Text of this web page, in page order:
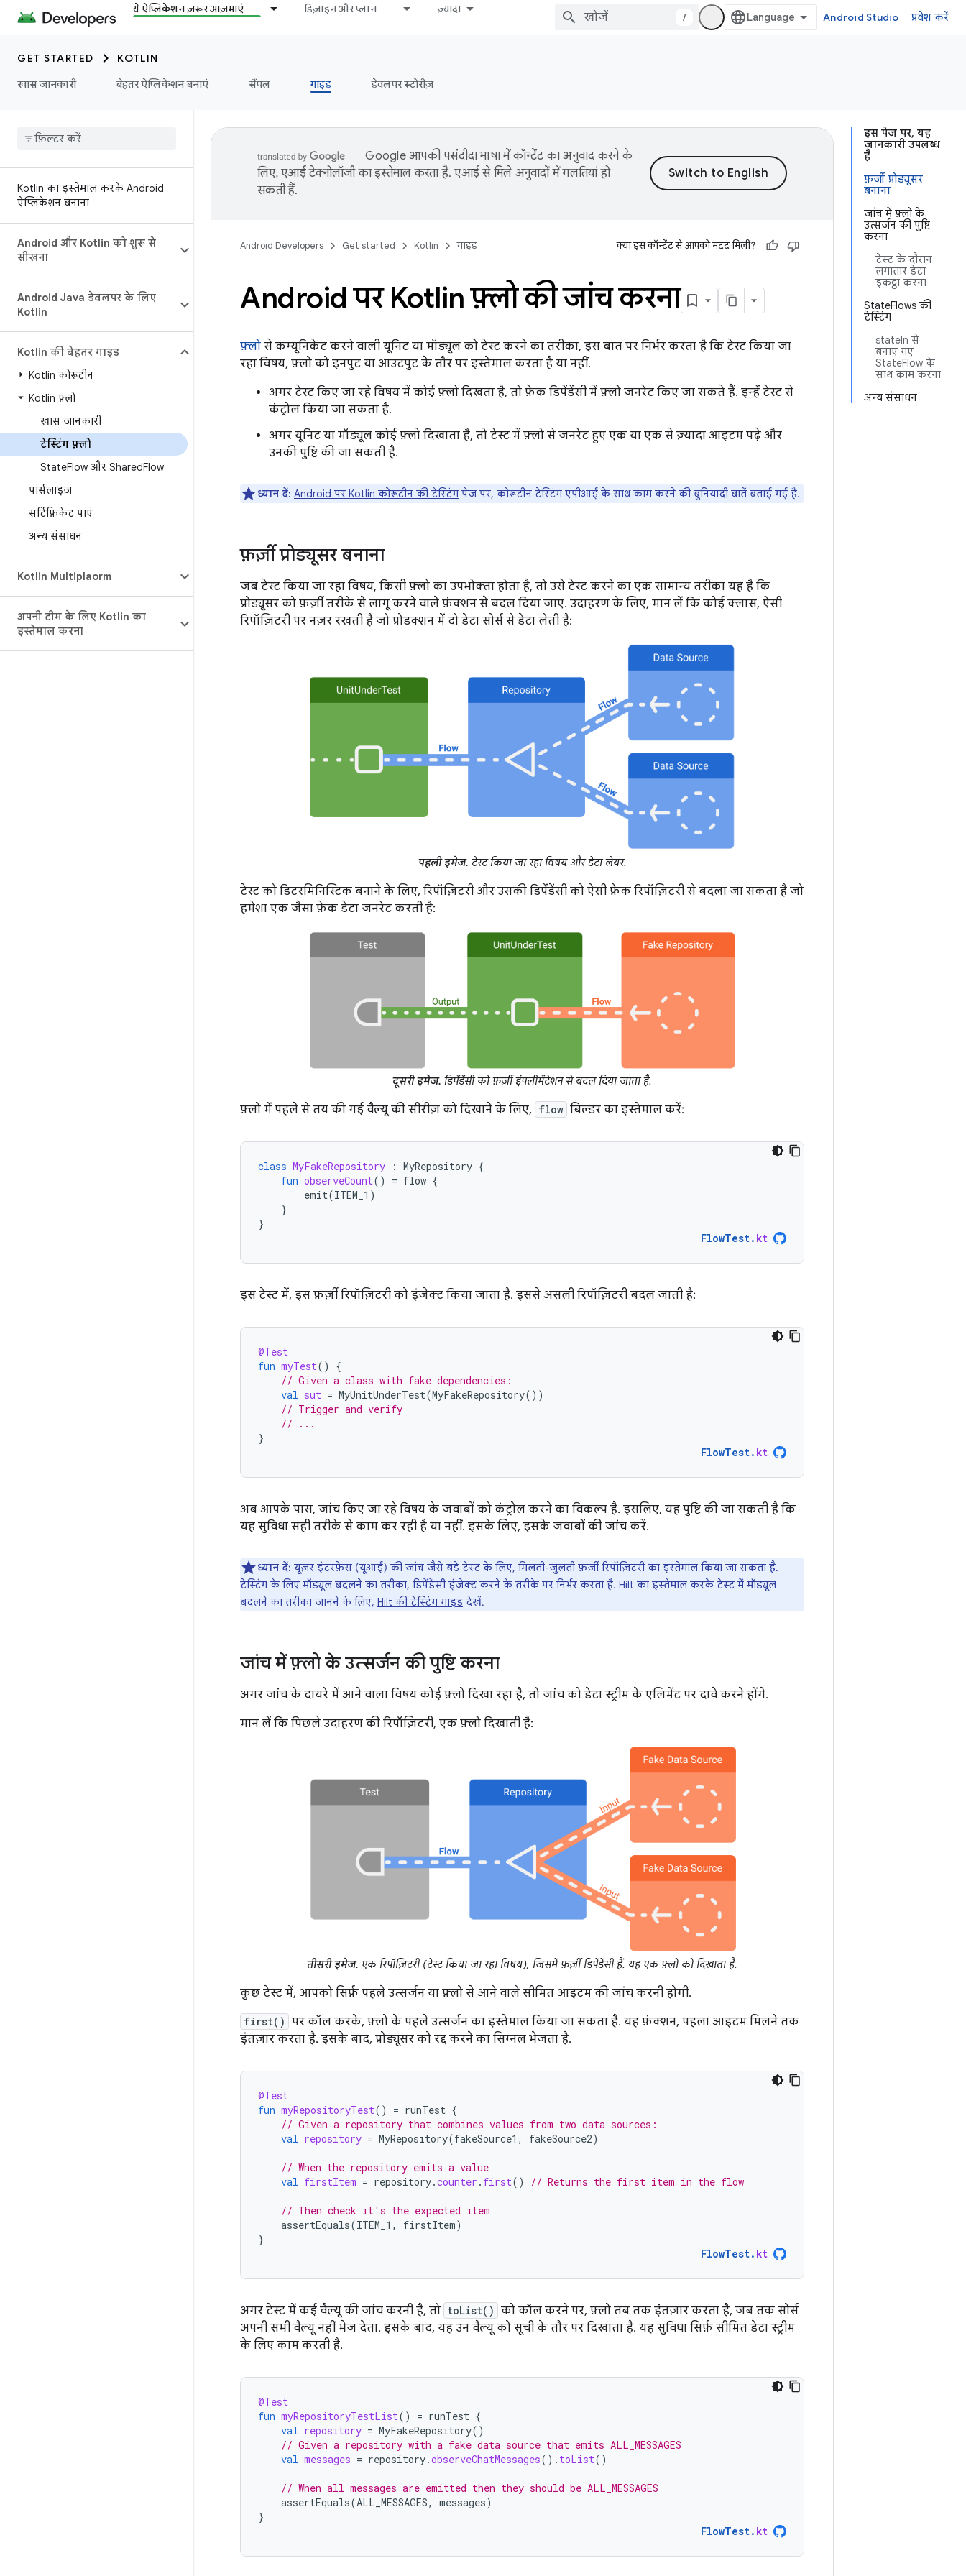
ये ऐप्लिकेशन ज़रूर आज़माएं डिज़ाइन और प्लान ज़्यादा
/ Android Studio प्रवेश करें
GET STARTED
KOTLIN
खास जानकारी
बेहतर ऐप्लिकेशन बनाएं सैंपल गाइड डेवलपर स्टोरीज़
Kotlin का इस्तेमाल करके Android
ऐप्लिकेशन बनाना
Android और Kotlin को शुरू से
सीखना
Android Java डेवलपर के लिए
Kotlin
Kotlin की बेहतर गाइड
Kotlin कोरूटीन
Kotlin फ़्लो
खास जानकारी
टेस्टिंग फ़्लो
StateFlow और SharedFlow
पार्सलाइज़
सर्टिफ़िकेट पाएं
अन्य संसाधन
Kotlin Multiplatform
अपनी टीम के लिए Kotlin का
इस्तेमाल करना
इस पेज पर, यह
जानकारी उपलब्ध
है
फ़र्ज़ी प्रोड्यूसर
बनाना
जांच में फ़्लो के
उत्सर्जन की पुष्टि
करना
टेस्ट के दौरान
लगातार डेटा
इकट्ठा करना
StateFlows की
टेस्टिंग
stateIn से
बनाए गए
StateFlow के
साथ काम करना
अन्य संसाधन
Google आपकी पसंदीदा भाषा में कॉन्टेंट का अनुवाद करने के
लिए, एआई टेक्नोलॉजी का इस्तेमाल करता है. एआई से मिले अनुवादों में गलतियां हो
सकती हैं.
Android Developers Get started Kotlin गाइड क्या इस कॉन्टेंट से आपको मदद मिली?
Android पर Kotlin फ़्लो की जांच करना
फ़्लो से कम्यूनिकेट करने वाली यूनिट या मॉड्यूल को टेस्ट करने का तरीका, इस बात पर निर्भर करता है कि टेस्ट किया जा
रहा विषय, फ़्लो को इनपुट या आउटपुट के तौर पर इस्तेमाल करता है या नहीं.
अगर टेस्ट किए जा रहे विषय में कोई फ़्लो दिखता है, तो फ़ेक डिपेंडेंसी में फ़्लो जनरेट किए जा सकते हैं. इन्हें टेस्ट से
कंट्रोल किया जा सकता है.
अगर यूनिट या मॉड्यूल कोई फ़्लो दिखाता है, तो टेस्ट में फ़्लो से जनरेट हुए एक या एक से ज़्यादा आइटम पढ़े और
उनकी पुष्टि की जा सकती है.
ध्यान दें: Android पर Kotlin कोरूटीन की टेस्टिंग पेज पर, कोरूटीन टेस्टिंग एपीआई के साथ काम करने की बुनियादी बातें बताई गई हैं.
फ़र्ज़ी प्रोड्यूसर बनाना
जब टेस्ट किया जा रहा विषय, किसी फ़्लो का उपभोक्ता होता है, तो उसे टेस्ट करने का एक सामान्य तरीका यह है कि
प्रोड्यूसर को फ़र्ज़ी तरीके से लागू करने वाले फ़ंक्शन से बदल दिया जाए. उदाहरण के लिए, मान लें कि कोई क्लास, ऐसी
रिपॉज़िटरी पर नज़र रखती है जो प्रोडक्शन में दो डेटा सोर्स से डेटा लेती है:
पहली इमेज. टेस्ट किया जा रहा विषय और डेटा लेयर.
टेस्ट को डिटरमिनिस्टिक बनाने के लिए, रिपॉज़िटरी और उसकी डिपेंडेंसी को ऐसी फ़ेक रिपॉज़िटरी से बदला जा सकता है जो
हमेशा एक जैसा फ़ेक डेटा जनरेट करती है:
दूसरी इमेज. डिपेंडेंसी को फ़र्ज़ी इंपलीमेंटेशन से बदल दिया जाता है.
फ़्लो में पहले से तय की गई वैल्यू की सीरीज़ को दिखाने के लिए, flow बिल्डर का इस्तेमाल करें:
class MyFakeRepository : MyRepository {
fun observeCount() = flow {
emit(ITEM_1 )
}
}
FlowTest. kt
इस टेस्ट में, इस फ़र्ज़ी रिपॉज़िटरी को इंजेक्ट किया जाता है. इससे असली रिपॉज़िटरी बदल जाती है:
@Test
fun myTest()
{
// Given a class with fake dependencies:
val sut = MyUnitUnderTest(MyFakeRepository())
// Trigger and verify
// ...
}
FlowTest. kt
अब आपके पास, जांच किए जा रहे विषय के जवाबों को कंट्रोल करने का विकल्प है. इसलिए, यह पुष्टि की जा सकती है कि
यह सुविधा सही तरीके से काम कर रही है या नहीं. इसके लिए, इसके जवाबों की जांच करें.
ध्यान दें: यूज़र इंटरफ़ेस (यूआई) की जांच जैसे बड़े टेस्ट के लिए, मिलती-जुलती फ़र्ज़ी रिपॉज़िटरी का इस्तेमाल किया जा सकता है.
टेस्टिंग के लिए मॉड्यूल बदलने का तरीका, डिपेंडेंसी इंजेक्ट करने के तरीके पर निर्भर करता है. Hilt का इस्तेमाल करके टेस्ट में मॉड्यूल
बदलने का तरीका जानने के लिए, Hilt की टेस्टिंग गाइड देखें.
जांच में फ़्लो के उत्सर्जन की पुष्टि करना
अगर जांच के दायरे में आने वाला विषय कोई फ़्लो दिखा रहा है, तो जांच को डेटा स्ट्रीम के एलिमेंट पर दावे करने होंगे.
मान लें कि पिछले उदाहरण की रिपॉज़िटरी, एक फ़्लो दिखाती है:
तीसरी इमेज. एक रिपॉज़िटरी (टेस्ट किया जा रहा विषय), जिसमें फ़र्ज़ी डिपेंडेंसी हैं. यह एक फ़्लो को दिखाता है.
कुछ टेस्ट में, आपको सिर्फ़ पहले उत्सर्जन या फ़्लो से आने वाले सीमित आइटम की जांच करनी होगी.
first() पर कॉल करके, फ़्लो के पहले उत्सर्जन का इस्तेमाल किया जा सकता है. यह फ़ंक्शन, पहला आइटम मिलने तक
इंतज़ार करता है. इसके बाद, प्रोड्यूसर को रद्द करने का सिग्नल भेजता है.
@Test
fun myRepositoryTest() = runTest {
// Given a repository that combines values from two data sources:
val repository = MyRepository(fakeSource1 , fakeSource2)
// When the repository emits a value
val firstItem = repository.counter . first() // Returns the first item in the flow
// Then check it's the expected item
assertEquals(ITEM_1 , firstItem)
}
FlowTest. kt
अगर टेस्ट में कई वैल्यू की जांच करनी है, तो toList() को कॉल करने पर, फ़्लो तब तक इंतज़ार करता है, जब तक सोर्स
अपनी सभी वैल्यू नहीं भेज देता. इसके बाद, यह उन वैल्यू को सूची के तौर पर दिखाता है. यह सुविधा सिर्फ़ सीमित डेटा स्ट्रीम
के लिए काम करती है.
@Test
fun myRepositoryTestList() = runTest {
val repository = MyFakeRepository()
// Given a repository with a fake data source that emits ALL_MESSAGES
val messages = repository.observeChatMessages(). toList()
// When all messages are emitted then they should be ALL_MESSAGES
assertEquals(ALL_MESSAGES, messages)
}
FlowTest. kt